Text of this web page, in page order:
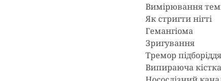
Вимірювання
Як стригти нігті
Гемангіома
Зригування
Тремор підборіддя
Випираюча